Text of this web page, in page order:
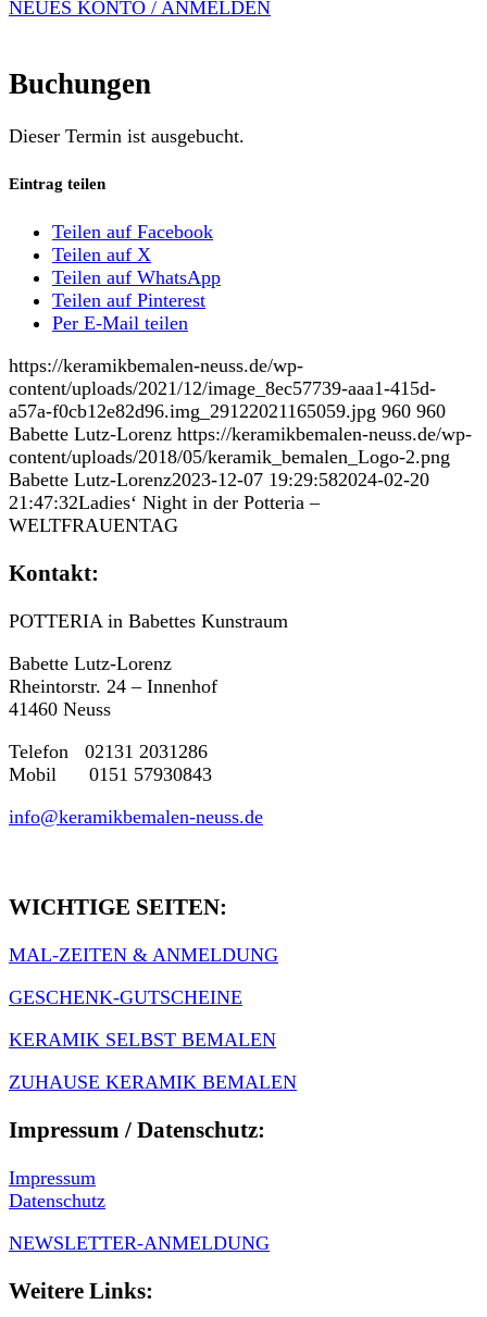
NEUES KONTO / ANMELDEN
Buchungen
Dieser Termin ist ausgebucht.
Eintrag teilen
Teilen auf Facebook
Teilen auf X
Teilen auf WhatsApp
Teilen auf Pinterest
Per E-Mail teilen
https://keramikbemalen-neuss.de/wp-
content/uploads/2021/12/image_8ec57739-aaa1-415d-
a57a-f0cb12e82d96.img_29122021165059.jpg 960 960
Babette Lutz-Lorenz https://keramikbemalen-neuss.de/wp-
content/uploads/2018/05/keramik_bemalen_Logo-2.png
Babette Lutz-Lorenz2023-12-07 19:29:582024-02-20
21:47:32Ladies‘ Night in der Potteria –
WELTFRAUENTAG
Kontakt:
POTTERIA in Babettes Kunstraum
Babette Lutz-Lorenz
Rheintorstr. 24 – Innenhof
41460 Neuss
Telefon 02131 2031286
Mobil 0151 57930843
info@keramikbemalen-neuss.de
WICHTIGE SEITEN:
MAL-ZEITEN & ANMELDUNG
GESCHENK-GUTSCHEINE
KERAMIK SELBST BEMALEN
ZUHAUSE KERAMIK BEMALEN
Impressum / Datenschutz:
Impressum
Datenschutz
NEWSLETTER-ANMELDUNG
Weitere Links: